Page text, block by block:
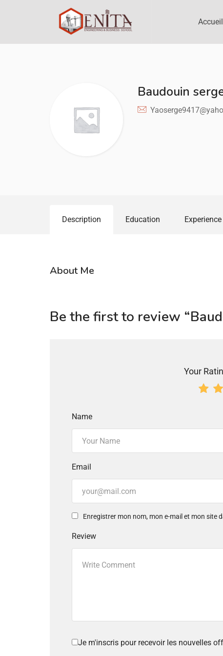
Accueil
Baudouin
Description Education Experience
About Me
Be the first to review
Your
Name
Email
Enregistrer mon nom, mon e-mail et mon site
Review
Je m'inscris pour recevoir les nouvelles